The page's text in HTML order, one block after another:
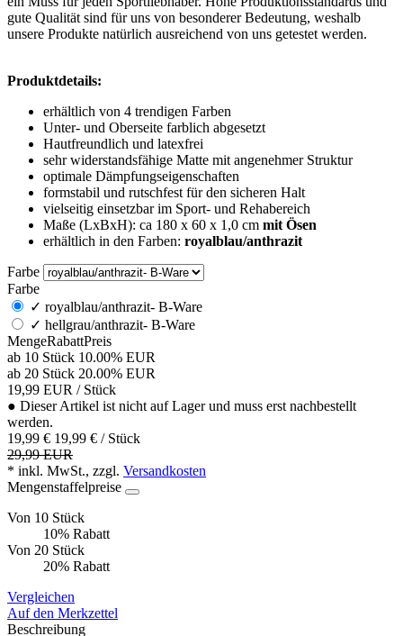
gute Qualität sind für uns von besonderer Bedeutung, weshalb
unsere Produkte natürlich ausreichend von uns getestet werden.
Produktdetails:
erhältlich von 4 trendigen Farben
Unter- und Oberseite farblich abgesetzt
Hautfreundlich und latexfrei
sehr widerstandsfähige Matte mit angenehmer Struktur
optimale Dämpfungseigenschaften
formstabil und rutschfest für den sicheren Halt
vielseitig einsetzbar im Sport- und Rehabereich
Maße (LxBxH): ca 180 x 60 x 1,0 cm mit Ösen
erhältlich in den Farben: royalblau/anthrazit
Farbe
Farbe
✓ royalblau/anthrazit- B-Ware
✓ hellgrau/anthrazit- B-Ware
MengeRabattPreis
ab 10 Stück 10.00% EUR
ab 20 Stück 20.00% EUR
19,99 EUR / Stück
● Dieser Artikel ist nicht auf Lager und muss erst nachbestellt
werden.
19,99 € 19,99 € / Stück
29,99 EUR
* inkl. MwSt., zzgl. Versandkosten
Mengenstaffelpreise
Von 10 Stück
10% Rabatt
Von 20 Stück
20% Rabatt
Vergleichen
Auf den Merkzettel
Beschreibung